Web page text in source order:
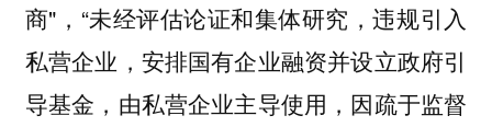
商"，“未经评估论证和集体研究，违规引入
私营企业，安排国有企业融资并设立政府引
导基金，由私营企业主导使用，因疏于监督